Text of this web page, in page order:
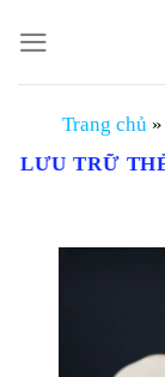
đến
nội
Trang chủ »
LƯU TRỮ